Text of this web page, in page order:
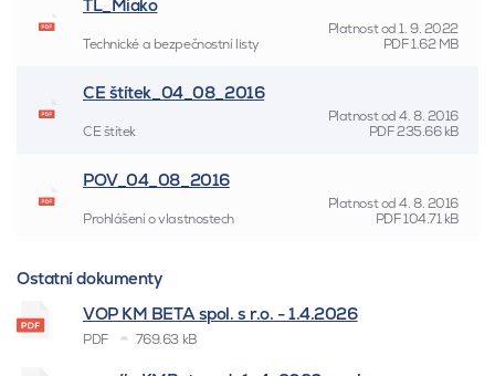
TL_Miako
Platnost od1. 9. 2022
Technické a bezpečnostní listy
PDF1.62 MB
CE štítek_04_08_2016
Platnost od4. 8. 2016
CE štítek
PDF235.66 kB
POV_04_08_2016
Platnost od4. 8. 2016
Prohlášení o vlastnostech
PDF104.71 kB
Ostatní dokumenty
VOP KM BETA spol. s r.o. - 1.4.2026
PDF 769.63 kB